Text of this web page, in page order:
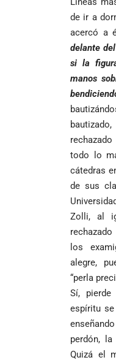
de ir a
acercó a
delante
si la
manos
todo lo
cátedras
de sus
Zolli, al
los
alegre,
“perla
Sí,
espíritu
perdón,
Quizá el
Más de 700
estudiantes
indígenas,
y mestizos
campesinos
inician nueva
jornada académica
Diócesis de
Sonsón-Rionegro
rechaza fotos
templo de Guarne y
ordena acto de
desagravio
Falleció el padre
se
los
una
Pantalla & Dial.
Acoso sexual en
medios: Nueva
presidencial
presuntamente lo
Medellín: un
camino que no
abandonarse
LA POLICRISIS
COMO HERENCIA
y